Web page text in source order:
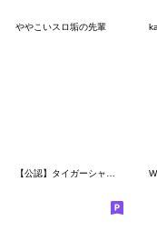
ややこいスロ垢の先輩
【公認】タイガーシャークスタンプ